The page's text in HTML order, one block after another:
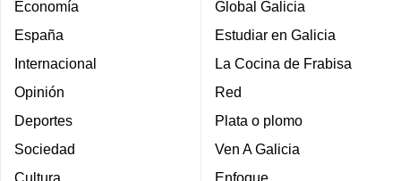
Economía
España
Internacional
Opinión
Deportes
Sociedad
Cultura
Global Galicia
Estudiar en Galicia
La Cocina de Frabisa
Red
Plata o plomo
Ven A Galicia
Enfoque